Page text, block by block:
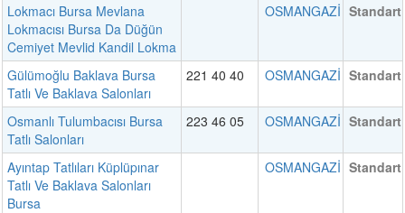
Lokmacı Bursa Mevlana
Lokmacısı Bursa Da Düğün
Cemiyet Mevlid Kandil Lokma
OSMANGAZİ Standart
Gülümoğlu Baklava Bursa
Tatlı Ve Baklava Salonları
221 40 40 OSMANGAZİ Standart
Osmanlı Tulumbacısı Bursa
Tatlı Salonları
223 46 05 OSMANGAZİ Standart
Ayıntap Tatlıları Küplüpınar
Tatlı Ve Baklava Salonları
Bursa
OSMANGAZİ Standart